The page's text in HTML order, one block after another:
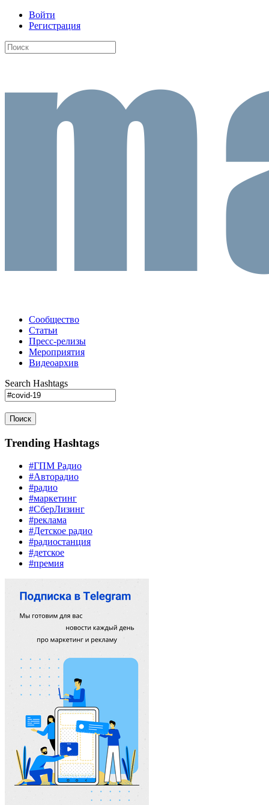
Войти
Регистрация
Сообщество
Статьи
Пресс-релизы
Мероприятия
Видеоархив
Search Hashtags
Поиск
Trending Hashtags
#ГПМ Радио
#Авторадио
#радио
#маркетинг
#СберЛизинг
#реклама
#Детское радио
#радиостанция
#детское
#премия